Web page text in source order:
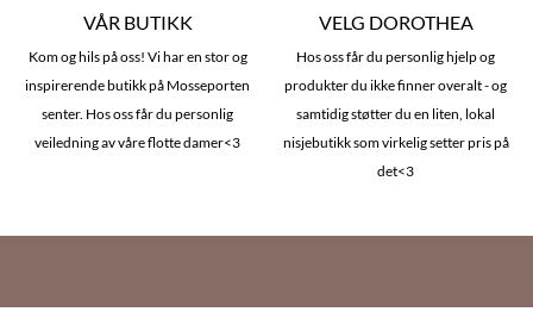
VÅR BUTIKK
Kom og hils på oss! Vi har en stor og
inspirerende butikk på Mosseporten
senter. Hos oss får du personlig
veiledning av våre flotte damer<3
VELG DOROTHEA
Hos oss får du personlig hjelp og
produkter du ikke finner overalt - og
samtidig støtter du en liten, lokal
nisjebutikk som virkelig setter pris på
det<3